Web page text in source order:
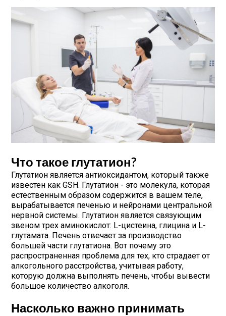
Что такое глутатион?
Глутатион является антиоксидантом, который также
известен как GSH. Глутатион - это молекула, которая
естественным образом содержится в вашем теле,
вырабатывается печенью и нейронами центральной
нервной системы. Глутатион является связующим
звеном трех аминокислот: L-цистеина, глицина и L-
глутамата. Печень отвечает за производство
большей части глутатиона. Вот почему это
распространенная проблема для тех, кто страдает от
алкогольного расстройства, учитывая работу,
которую должна выполнять печень, чтобы вывести
большое количество алкоголя.
Насколько важно принимать